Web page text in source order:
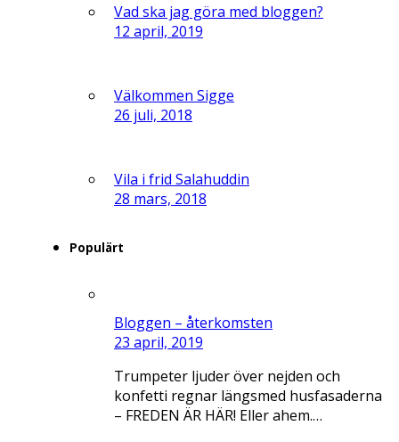
Vad ska jag göra med bloggen?
12 april, 2019
Välkommen Sigge
26 juli, 2018
Vila i frid Salahuddin
28 mars, 2018
Populärt
Bloggen – återkomsten
23 april, 2019
Trumpeter ljuder över nejden och
konfetti regnar längsmed husfasaderna
– FREDEN ÄR HÄR! Eller ahem.…